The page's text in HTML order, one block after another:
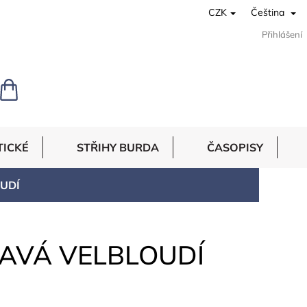
CZK Čeština
Přihlášení
NÁKUPNÍ
KOŠÍK
STŘIHY BURDA ČASOPISY
VELBLOUDÍ